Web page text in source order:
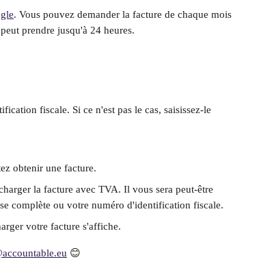
. Vous pouvez demander la facture de chaque mois
prendre jusqu'à 24 heures.
fiscale. Si ce n'est pas le cas, saisissez-le
obtenir une facture.
la facture avec TVA. Il vous sera peut-être
complète ou votre numéro d'identification fiscale.
votre facture s'affiche.
😊